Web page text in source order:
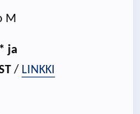
M
ja
/ LINKKI